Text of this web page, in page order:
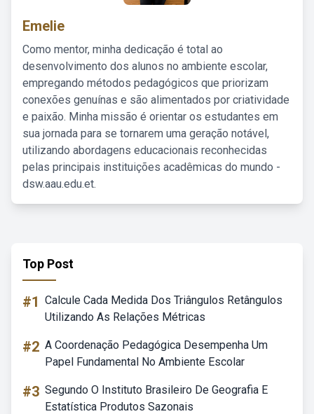
Emelie
Como mentor, minha dedicação é total ao
desenvolvimento dos alunos no ambiente escolar,
empregando métodos pedagógicos que priorizam
conexões genuínas e são alimentados por criatividade
e paixão. Minha missão é orientar os estudantes em
sua jornada para se tornarem uma geração notável,
utilizando abordagens educacionais reconhecidas
pelas principais instituições acadêmicas do mundo -
dsw.aau.edu.et.
Top Post
#1 Calcule Cada Medida Dos Triângulos Retângulos
Utilizando As Relações Métricas
#2 A Coordenação Pedagógica Desempenha Um
Papel Fundamental No Ambiente Escolar
#3 Segundo O Instituto Brasileiro De Geografia E
Estatística Produtos Sazonais